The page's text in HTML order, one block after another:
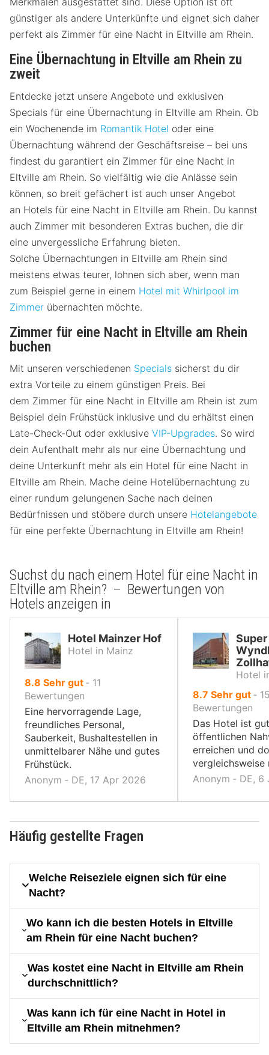
günstiger als andere Unterkünfte und eignet sich daher
perfekt als Zimmer für eine Nacht in Eltville am Rhein.
Eine Übernachtung in Eltville am Rhein zu
zweit
Entdecke jetzt unsere Angebote und exklusiven
Specials für eine Übernachtung in Eltville am Rhein. Ob
ein Wochenende im Romantik Hotel oder eine
Übernachtung während der Geschäftsreise – bei uns
findest du garantiert ein Zimmer für eine Nacht in
Eltville am Rhein. So vielfältig wie die Anlässe sein
können, so breit gefächert ist auch unser Angebot
an Hotels für eine Nacht in Eltville am Rhein. Du kannst
auch Zimmer mit besonderen Extras buchen, die dir
eine unvergessliche Erfahrung bieten.
Solche Übernachtungen in Eltville am Rhein sind
meistens etwas teurer, lohnen sich aber, wenn man
zum Beispiel gerne in einem Hotel mit Whirlpool im
Zimmer übernachten möchte.
Zimmer für eine Nacht in Eltville am Rhein
buchen
Mit unseren verschiedenen Specials sicherst du dir
extra Vorteile zu einem günstigen Preis. Bei
dem Zimmer für eine Nacht in Eltville am Rhein ist zum
Beispiel dein Frühstück inklusive und du erhältst einen
Late-Check-Out oder exklusive VIP-Upgrades. So wird
dein Aufenthalt mehr als nur eine Übernachtung und
deine Unterkunft mehr als ein Hotel für eine Nacht in
Eltville am Rhein. Mache deine Hotelübernachtung zu
einer rundum gelungenen Sache nach deinen
Bedürfnissen und stöbere durch unsere Hotelangebote
für eine perfekte Übernachtung in Eltville am Rhein!
Suchst du nach einem Hotel für eine Nacht in
Eltville am Rhein? – Bewertungen von
Hotels anzeigen in
Hotel Mainzer Hof
Hotel in Mainz
8.8 von
10,
Sehr gut ‐ 11
Bewertungen
Eine hervorragende Lage,
freundliches Personal,
Sauberkeit, Bushaltestellen in
unmittelbarer Nähe und gutes
Frühstück.
Anonym ‐ DE, 17 Apr 2026
Hotel
8.7 von
10,
Sehr gut ‐
Bewertungen
Das Hotel ist
öffentlichen
erreichen und
vergleichsweise
Anonym ‐ DE,
Häufig gestellte Fragen
Welche Reiseziele eignen sich für eine
Nacht?
Wo kann ich die besten Hotels in Eltville
am Rhein für eine Nacht buchen?
Was kostet eine Nacht in Eltville am Rhein
durchschnittlich?
Was kann ich für eine Nacht in Hotel in
Eltville am Rhein mitnehmen?